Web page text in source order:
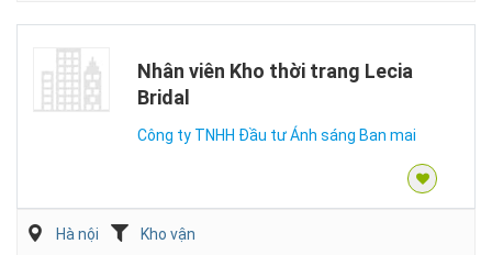
Nhân viên Kho thời trang Lecia
Bridal
Công ty TNHH Đầu tư Ánh sáng Ban mai
Hà nội
Kho vận